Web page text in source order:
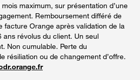
maximum, sur présentation d’une
Remboursement différé de
facture Orange après validation de la
ans révolus du client. Un seul
Non cumulable. Perte du
résiliation ou de changement d’offre.